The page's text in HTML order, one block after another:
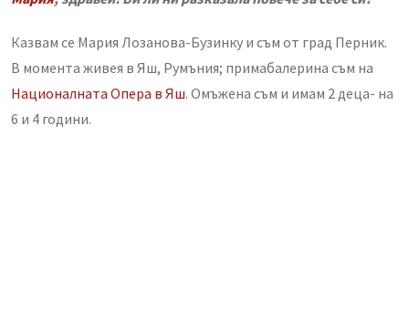
Казвам се Мария Лозанова-Бузинку и съм от град Перник.
В момента живея в Яш, Румъния; примабалерина съм на
Националната Опера в Яш. Омъжена съм и имам 2 деца- на
6 и 4 години.